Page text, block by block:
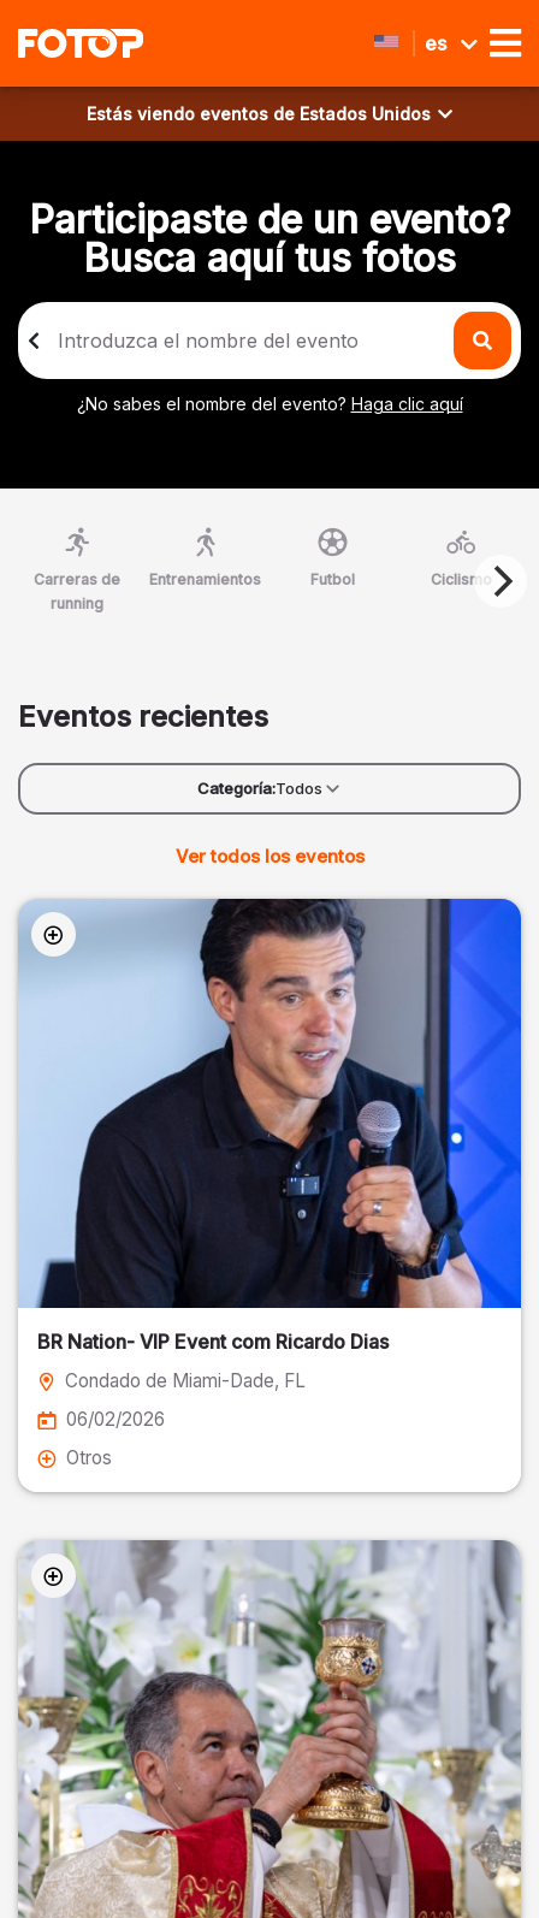
es
Estás viendo eventos de Estados Unidos
Participaste de un evento?
Busca aquí tus fotos
¿No sabes el nombre del evento? Haga clic aquí
Carreras de
running
Entrenamientos Futbol Ciclismo
Eventos recientes
Categoría:Todos
Ver todos los eventos
BR Nation- VIP Event com Ricardo Dias
Condado de Miami-Dade, FL
06/02/2026
Otros